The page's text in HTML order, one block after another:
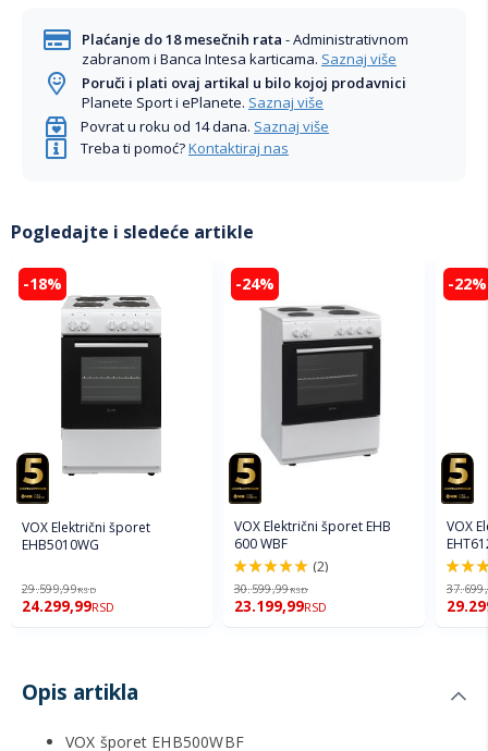
Plaćanje do 18 mesečnih rata - Administrativnom
zabranom i Banca Intesa karticama. Saznaj više
Poruči i plati ovaj artikal u bilo kojoj prodavnici
Planete Sport i ePlanete. Saznaj više
Povrat u roku od 14 dana. Saznaj više
Treba ti pomoć?Kontaktiraj nas
Pogledajte i sledeće artikle
-18%
VOX Električni šporet
EHB5010WG
29.599,99RSD
24.299,99RSD
-24%
VOX Električni šporet EHB
600 WBF
100%
(2)
30.599,99RSD
23.199,99RSD
-22%
VOX
100%
Opis artikla
VOX šporet EHB500WBF